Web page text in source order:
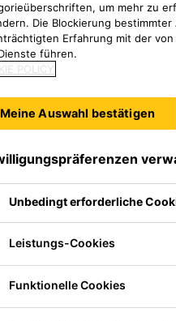
der eine hohe
oder
Das Material
um mehr zu
Die Blockierung
Erfahrung mit der
führen.
POLICY
Meine Auswahl bestätigen
Unbedingt erforderliche
Leistungs-Cookies
Funktionelle Cookies